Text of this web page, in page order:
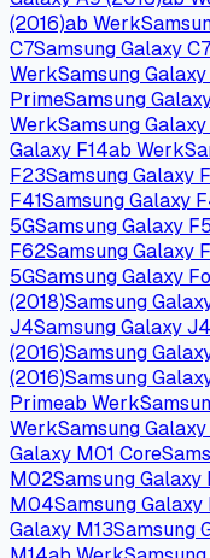
(2016)ab Werk
C7Samsung Galaxy
WerkSamsung
PrimeSamsung
WerkSamsung Galaxy
Galaxy F14ab Werk
F23Samsung Galaxy
F41Samsung Galaxy
5GSamsung Galaxy
F62Samsung Galaxy
5GSamsung Galaxy
(2018)Samsung
J4Samsung Galaxy
(2016)Samsung
(2016)Samsung
Primeab Werk
WerkSamsung
Galaxy M01 Core
M02Samsung Galaxy
M04Samsung Galaxy
Galaxy M13Samsung